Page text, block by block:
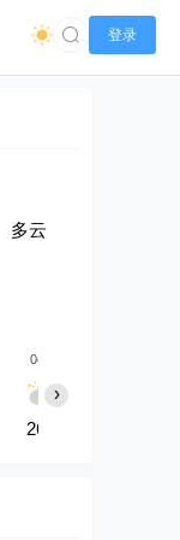
登录
多云
04:00
26°C
›